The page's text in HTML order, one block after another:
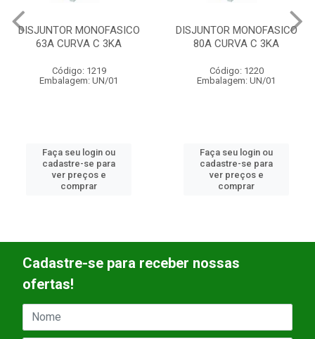
DISJUNTOR MONOFASICO
80A CURVA C 3KA
Código: 1220
Embalagem: UN/01
Faça seu login ou
cadastre-se para
ver preços e
comprar
DISJUNTOR
40A CURVA C 3KA
Código: 1252
Embalagem: UN/01
Faça seu login ou
cadastre-se para
ver preços e
comprar
Cadastre-se para receber nossas
ofertas!